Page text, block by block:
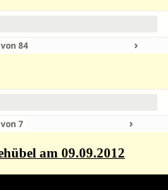
von84 ›
von7 ›
am 09.09.2012